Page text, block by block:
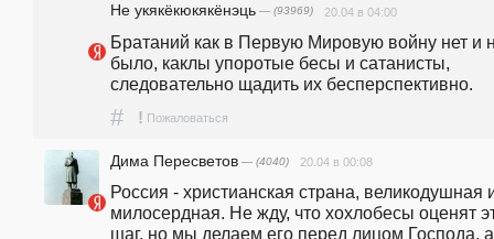
Не укякёкюкякёнэць — (93969) 20.04 в 04:00
Братаний как в Первую Мировую войну нет и
было, каклы упоротые бесы и сатанисты,
следовательно щадить их бесперспективно.
# ! Пожаловаться
Дима Пересветов — (4040) 20.04 в 00:08
Россия - христианская страна, великодушная
милосердная. Не жду, что хохлобесы оценят
шаг, но мы делаем его перед лицом Господа,